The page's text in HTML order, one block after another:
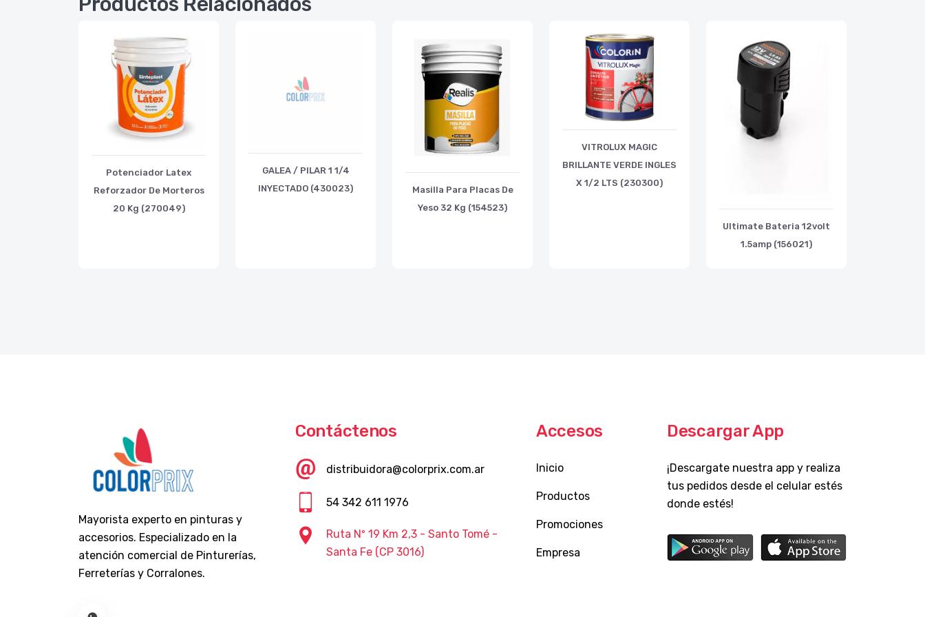
Potenciador Latex
Reforzador De Morteros
20 Kg (270049)
GALEA / PILAR 1 1/4
INYECTADO (430023)
Masilla Para Placas De
Yeso 32 Kg (154523)
VITROLUX MAGIC
BRILLANTE VERDE INGLES
X 1/2 LTS (230300)
Ultimate Bateria 12volt
1.5amp (156021)
Mayorista experto en pinturas y
accesorios. Especializado en la
atención comercial de Pinturerías,
Ferreterías y Corralones.
Contáctenos
distribuidora@colorprix.com.ar
54 342 611 1976
Ruta Nº 19 Km 2,3 - Santo Tomé -
Santa Fe (CP 3016)
Accesos
Inicio
Productos
Promociones
Empresa
Descargar App
¡Descargate nuestra app y realiza
tus pedidos desde el celular estés
donde estés!